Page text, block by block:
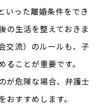
いった離婚条件をでき
の生活を整えておきま
交流）のルールも、子
ことが重要です。
が危険な場合、弁護士
すすめします。